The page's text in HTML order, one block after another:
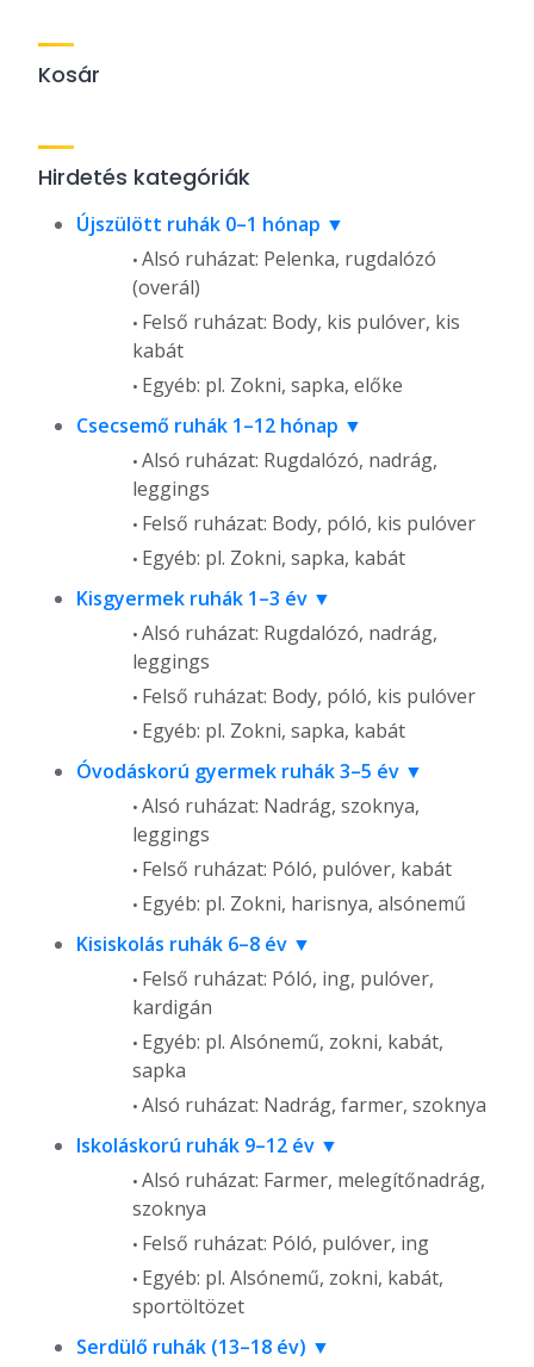
Kosár
Hirdetés kategóriák
Újszülött ruhák 0–1 hónap
Alsó ruházat: Pelenka, rugdalózó
(overál)
Felső ruházat: Body, kis pulóver, kis
kabát
Egyéb: pl. Zokni, sapka, előke
Csecsemő ruhák 1–12 hónap
Alsó ruházat: Rugdalózó, nadrág,
leggings
Felső ruházat: Body, póló, kis pulóver
Egyéb: pl. Zokni, sapka, kabát
Kisgyermek ruhák 1–3 év
Alsó ruházat: Rugdalózó, nadrág,
leggings
Felső ruházat: Body, póló, kis pulóver
Egyéb: pl. Zokni, sapka, kabát
Óvodáskorú gyermek ruhák 3–5 év
Alsó ruházat: Nadrág, szoknya,
leggings
Felső ruházat: Póló, pulóver, kabát
Egyéb: pl. Zokni, harisnya, alsónemű
Kisiskolás ruhák 6–8 év
Felső ruházat: Póló, ing, pulóver,
kardigán
Egyéb: pl. Alsónemű, zokni, kabát,
sapka
Alsó ruházat: Nadrág, farmer, szoknya
Iskoláskorú ruhák 9–12 év
Alsó ruházat: Farmer, melegítőnadrág,
szoknya
Felső ruházat: Póló, pulóver, ing
Egyéb: pl. Alsónemű, zokni, kabát,
sportöltözet
Serdülő ruhák (13–18 év)